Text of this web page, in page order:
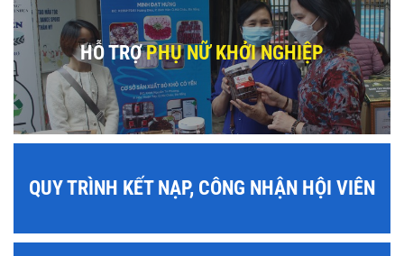
HỖ TRỢPHỤ NỮ KHỞI NGHIỆP
QUY TRÌNH KẾT NẠP, CÔNG NHẬN HỘI VIÊN